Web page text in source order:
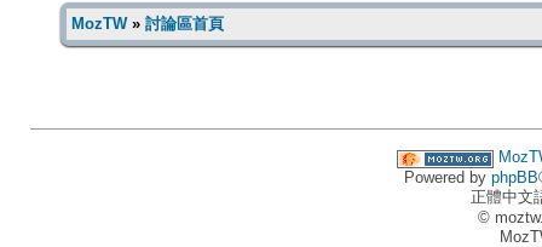
MozTW» 討論區首頁
Powered by phpBB
正體中文
©